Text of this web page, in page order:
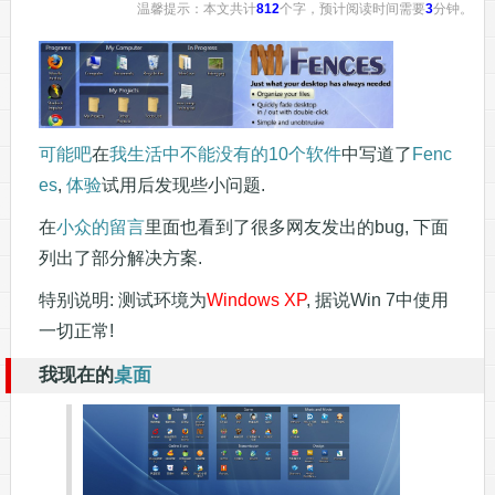
温馨提示：本文共计812个字，预计阅读时间需要3分钟。
可能吧在我生活中不能没有的10个软件中写道了 Fenc
es, 体验试用后发现些小问题.
在小众的留言里面也看到了很多网友发出的bug, 下面
列出了部分解决方案.
特别说明: 测试环境为Windows XP, 据说Win 7中使用
一切正常!
我现在的桌面